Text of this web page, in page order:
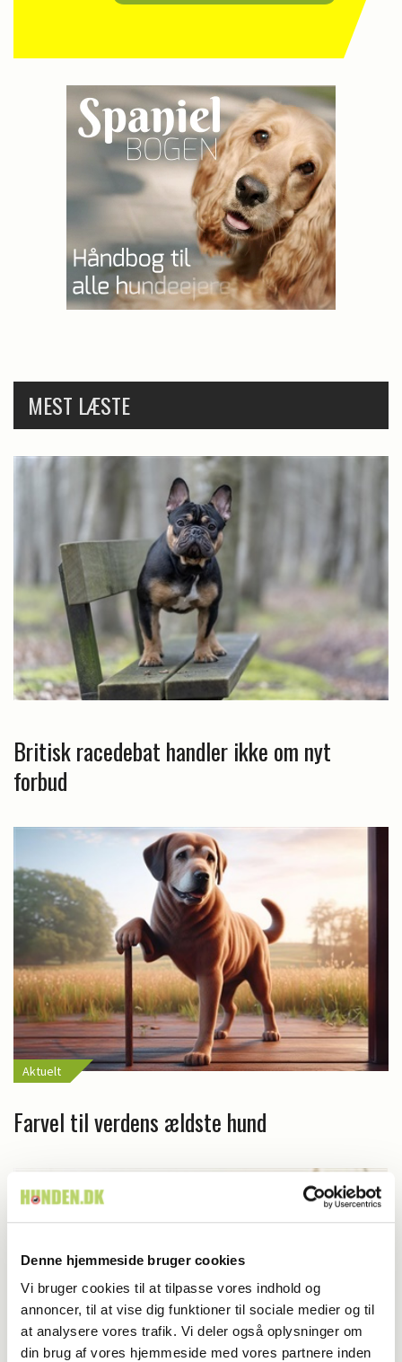
Denne hjemmeside bruger cookies
Vi bruger cookies til at tilpasse vores indhold og
annoncer, til at vise dig funktioner til sociale medier og til
at analysere vores trafik. Vi deler også oplysninger om
din brug af vores hjemmeside med vores partnere inden
MEST LÆSTE
Britisk racedebat handler ikke om nyt
forbud
Aktuelt
Farvel til verdens ældste hund